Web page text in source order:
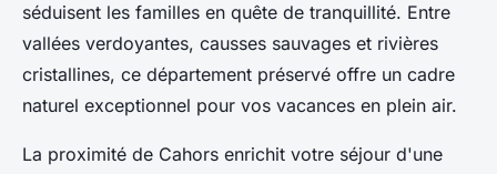
séduisent les familles en quête de tranquillité. Entre
vallées verdoyantes, causses sauvages et rivières
cristallines, ce département préservé offre un cadre
naturel exceptionnel pour vos vacances en plein air.
La proximité de Cahors enrichit votre séjour d'une